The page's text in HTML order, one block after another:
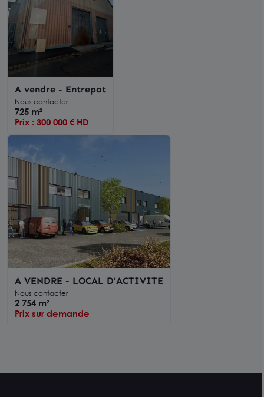
A vendre - Entrepot
Nous contacter
725 m²
Prix : 300 000 € HD
A VENDRE - LOCAL D'ACTIVITE
Nous contacter
2 754 m²
Prix sur demande